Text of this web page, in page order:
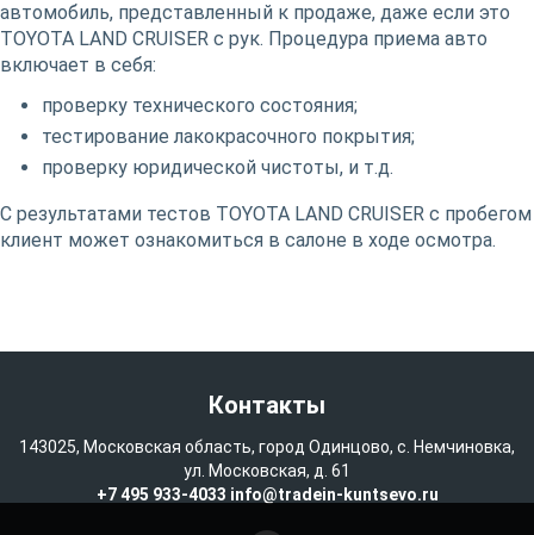
автомобиль, представленный к продаже, даже если это
TOYOTA LAND CRUISER с рук. Процедура приема авто
включает в себя:
проверку технического состояния;
тестирование лакокрасочного покрытия;
проверку юридической чистоты, и т.д.
С результатами тестов TOYOTA LAND CRUISER с пробегом
клиент может ознакомиться в салоне в ходе осмотра.
Контакты
143025, Московская область, город Одинцово, с. Немчиновка,
ул. Московская, д. 61
+7 495 933-4033 info@tradein-kuntsevo.ru